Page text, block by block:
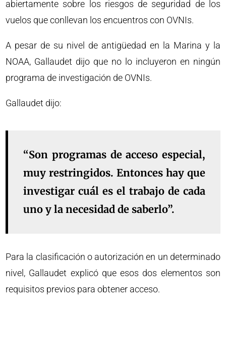
abiertamente sobre los riesgos de seguridad de los
vuelos que conllevan los encuentros con OVNIs.
A pesar de su nivel de antigüedad en la Marina y la
NOAA, Gallaudet dijo que no lo incluyeron en ningún
programa de investigación de OVNIs.
Gallaudet dijo:
“Son programas de acceso especial,
muy restringidos. Entonces hay que
investigar cuál es el trabajo de cada
uno y la necesidad de saberlo”.
Para la clasificación o autorización en un determinado
nivel, Gallaudet explicó que esos dos elementos son
requisitos previos para obtener acceso.